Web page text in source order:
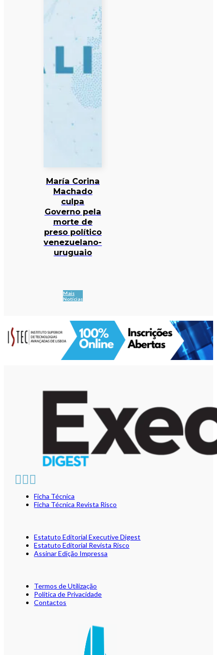
María Corina
Machado
culpa
Governo pela
morte de
preso político
venezuelano-
uruguaio
Mais
Notícias
Ficha Técnica
Ficha Técnica Revista Risco
Estatuto Editorial Executive Digest
Estatuto Editorial Revista Risco
Assinar Edição Impressa
Termos de Utilização
Política de Privacidade
Contactos